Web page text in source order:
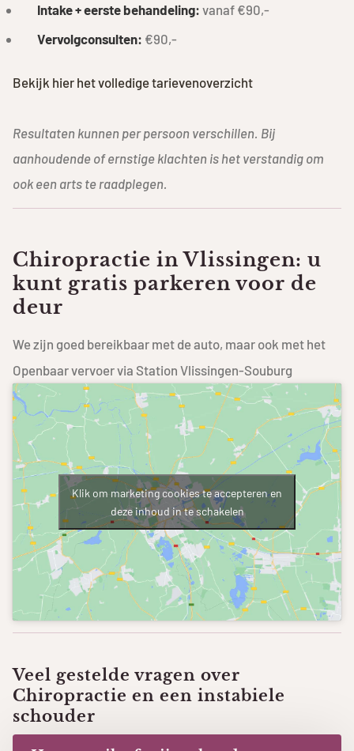
Intake + eerste behandeling: vanaf €90,-
Vervolgconsulten: €90,-
Bekijk hier het volledige tarievenoverzicht
Resultaten kunnen per persoon verschillen. Bij
aanhoudende of ernstige klachten is het verstandig om
ook een arts te raadplegen.
Chiropractie in Vlissingen: u
kunt gratis parkeren voor de
deur
We zijn goed bereikbaar met de auto, maar ook met het
Openbaar vervoer via Station Vlissingen-Souburg
Klik om marketing cookies te accepteren en
deze inhoud in te schakelen
Veel gestelde vragen over
Chiropractie en een instabiele
schouder